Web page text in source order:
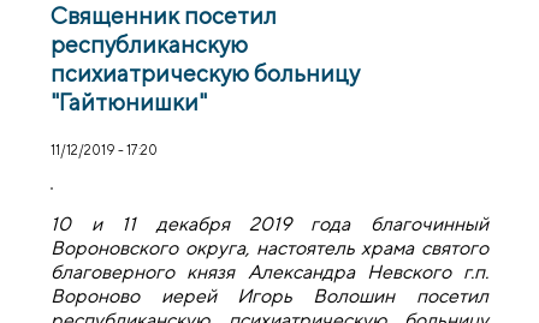
Священник посетил
республиканскую
психиатрическую больницу
"Гайтюнишки"
11/12/2019 - 17:20
10 и 11 декабря 2019 года благочинный
Вороновского округа, настоятель храма святого
благоверного князя Александра Невского г.п.
Вороново иерей Игорь Волошин посетил